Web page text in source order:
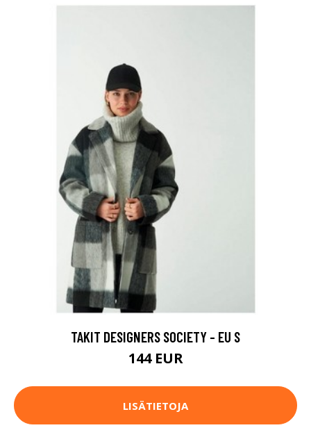
TAKIT DESIGNERS SOCIETY - EU S
144 EUR
LISÄTIETOJA